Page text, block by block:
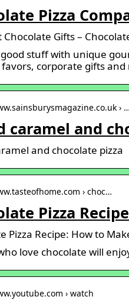
Pizza
Gifts –
stuff with unique
corporate gifts and
› …
caramel and
and chocolate pizza
› choc…
Pizza
Pizza Recipe: How to
love chocolate will
› watch